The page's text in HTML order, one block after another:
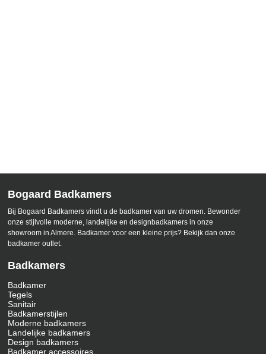
Bogaard Badkamers
Bij Bogaard Badkamers vindt u de badkamer van uw dromen. Bewonder
onze stijlvolle moderne, landelijke en designbadkamers in onze
showroom in Almere. Badkamer voor een kleine prijs? Bekijk dan onze
badkamer outlet.
Badkamers
Badkamer
Tegels
Sanitair
Badkamerstijlen
Moderne badkamers
Landelijke badkamers
Design badkamers
Badkamer accessoires